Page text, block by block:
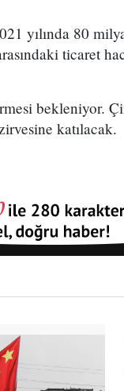
yılında 80
ticaret
bekleniyor.
katılacak.